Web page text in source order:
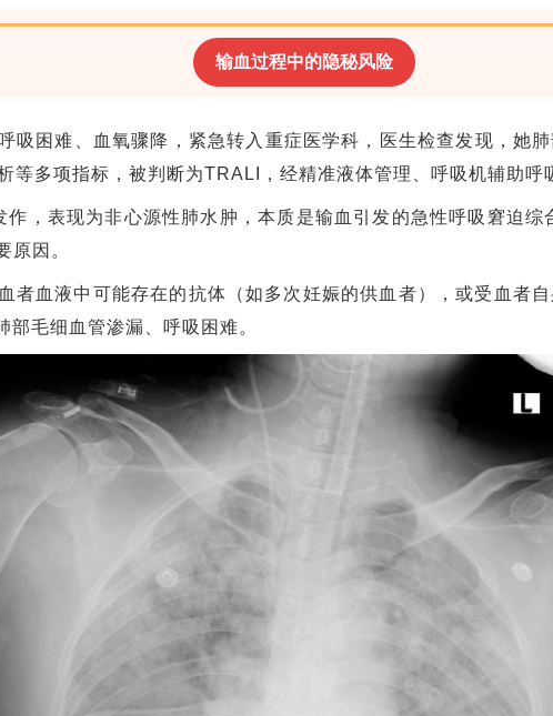
输血过程中的隐秘风险
吸困难、血氧骤降，紧急转入重症医学科，医生检查发现，她
等多项指标，被判断为TRALI，经精准液体管理、呼吸机辅助呼
作，表现为非心源性肺水肿，本质是输血引发的急性呼吸窘迫
原因。
者血液中可能存在的抗体（如多次妊娠的供血者），或受血者
毛细血管渗漏、呼吸困难。